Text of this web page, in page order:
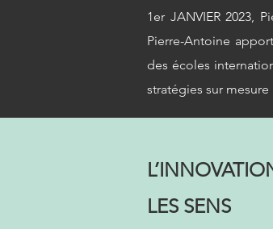
1er JANVIER 2023,
Pierre-Antoine
des écoles
stratégies sur mesure
LES SENS